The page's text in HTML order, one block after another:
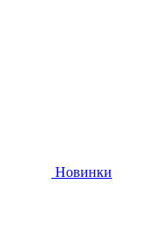
Новинки